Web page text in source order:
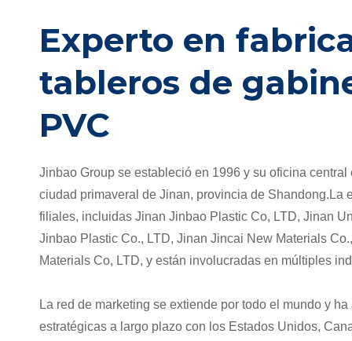
Experto en
tableros de
PVC
Jinbao Group se estableció en 1996 y su oficina
ciudad primaveral de Jinan, provincia de Shandong.La
filiales, incluidas Jinan Jinbao Plastic Co, LTD, Jinan
Jinbao Plastic Co., LTD, Jinan Jincai New Materials
Materials Co, LTD, y están involucradas en múltiples
La red de marketing se extiende por todo el mundo y
estratégicas a largo plazo con los Estados Unidos,